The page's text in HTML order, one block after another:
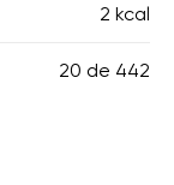
2 kcal
20 de 442